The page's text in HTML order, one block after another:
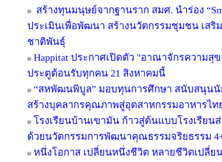
สร้างทุนมนุษย์จากฐานราก สมศ. นำร่อง
ประเมินเพื่อพัฒนา สร้างนวัตกรรมชุมชน เส
ชาติพันธุ์
Happitat ประกาศเปิดตัว "อาณาจักรความ
ประตูต้อนรับทุกคน 21 สิงหาคมนี้
“สหพัฒนพิบูล” มอบทุนการศึกษา สนับสนุนนั
สร้างบุคลากรคุณภาพสู่อุตสาหกรรมอาหารไท
โรงเรียนบ้านเขามัน ก้าวสู่ต้นแบบโรงเรียน
ด้วยนวัตกรรมการพัฒนาคุณธรรมจริยธรรม
หนึ่งโอกาส เปลี่ยนหนึ่งชีวิต หลายชีวิตเปลี่ย